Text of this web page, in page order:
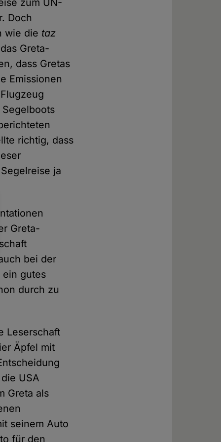
zum UN-
Doch
wie die taz
Greta-
dass Gretas
Emissionen
richtig, dass
ja
Greta-
bei der
ein gutes
durch zu
Leserschaft
Äpfel mit
USA
Greta als
seinem Auto
für den